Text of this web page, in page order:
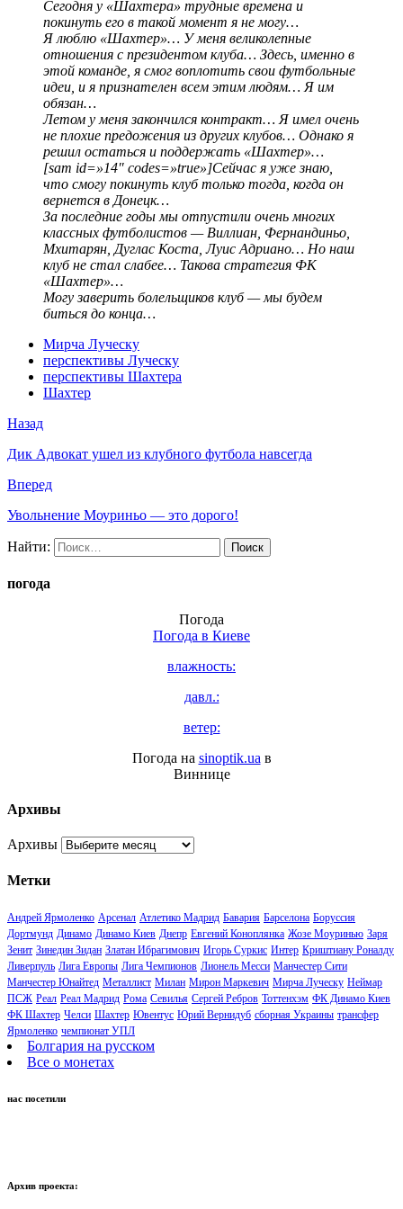
Сегодня у «Шахтера» трудные времена и
покинуть его в такой момент я не могу…
Я люблю «Шахтер»… У меня великолепные
отношения с президентом клуба… Здесь, именно в
этой команде, я смог воплотить свои футбольные
идеи, и я признателен всем этим людям… Я им
обязан…
Летом у меня закончился контракт… Я имел очень
не плохие предожения из других клубов… Однако я
решил остаться и поддержать «Шахтер»…
[sam id=»14″ codes=»true»]Сейчас я уже знаю,
что смогу покинуть клуб только тогда, когда он
вернется в Донецк…
За последние годы мы отпустили очень многих
классных футболистов — Виллиан, Фернандиньо,
Мхитарян, Дуглас Коста, Луис Адриано… Но наш
клуб не стал слабее… Такова стратегия ФК
«Шахтер»…
Могу заверить болельщиков клуб — мы будем
биться до конца…
Мирча Луческу
перспективы Луческу
перспективы Шахтера
Шахтер
Назад
Дик Адвокат ушел из клубного футбола навсегда
Вперед
Увольнение Моуриньо — это дорого!
Найти:
погода
Погода
Погода в Киеве
влажность:
давл.:
ветер:
Погода на sinoptik.ua в
Виннице
Архивы
Архивы
Метки
Андрей Ярмоленко Арсенал Атлетико Мадрид Бавария Барселона Боруссия
Дортмунд Динамо Динамо Киев Днепр Евгений Коноплянка Жозе Моуринью Заря
Зенит Зинедин Зидан Златан Ибрагимович Игорь Суркис Интер Криштиану Роналду
Ливерпуль Лига Европы Лига Чемпионов Лионель Месси Манчестер Сити
Манчестер Юнайтед Металлист Милан Мирон Маркевич Мирча Луческу Неймар
ПСЖ Реал Реал Мадрид Рома Севилья Сергей Ребров Тоттенхэм ФК Динамо Киев
ФК Шахтер Челси Шахтер Ювентус Юрий Вернидуб сборная Украины трансфер
Ярмоленко чемпионат УПЛ
Болгария на русском
Все о монетах
нас посетили
Архив проекта: